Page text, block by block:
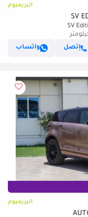
البريميوم
إتصل
واتساب
البريميوم